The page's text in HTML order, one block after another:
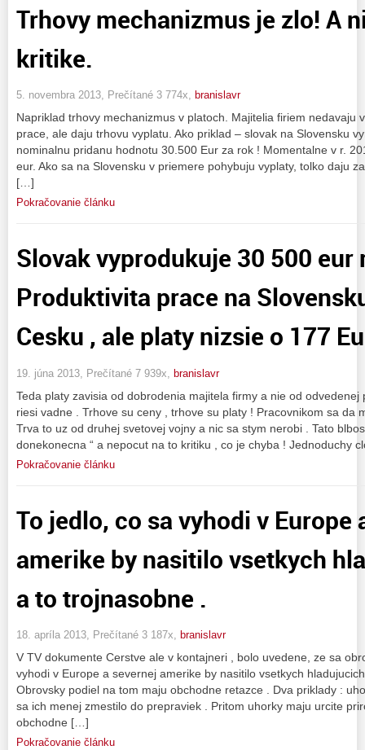
Trhovy mechanizmus je zlo! A
kritike.
5. novembra 2013, Prečítané 3 774x, branislavr
Napriklad trhovy mechanizmus v platoch. Majitelia firiem nedavaju
prace, ale daju trhovu vyplatu. Ako priklad – slovak na Slovensku
nominalnu pridanu hodnotu 30.500 Eur za rok ! Momentalne v r.
eur. Ako sa na Slovensku v priemere pohybuju vyplaty, tolko daju
[…]
Pokračovanie článku
Slovak vyprodukuje 30 500 eur
Produktivita prace na
Cesku , ale platy nizsie o 177
19. júna 2013, Prečítané 7 939x, branislavr
Teda platy zavisia od dobrodenia majitela firmy a nie od
riesi vadne . Trhove su ceny , trhove su platy ! Pracovnikom sa da
Trva to uz od druhej svetovej vojny a nic sa stym nerobi . Tato
donekonecna “ a nepocut na to kritiku , co je chyba ! Jednoduchy
Pokračovanie článku
To jedlo, co sa vyhodi v Europe
amerike by nasitilo vsetkych
a to trojnasobne .
18. apríla 2013, Prečítané 3 187x, branislavr
V TV dokumente Cerstve ale v kontajneri , bolo uvedene, ze sa
vyhodi v Europe a severnej amerike by nasitilo vsetkych
Obrovsky podiel na tom maju obchodne retazce . Dva priklady :
sa ich menej zmestilo do prepraviek . Pritom uhorky maju urcite
obchodne […]
Pokračovanie článku